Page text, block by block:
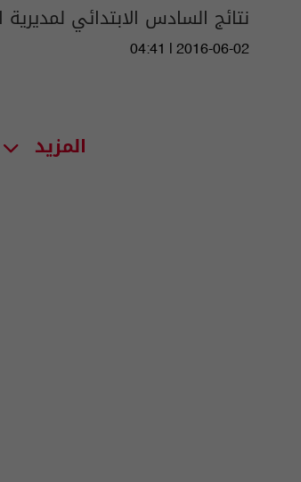
نتائج السادس الابتدائي لمديرية
04:41 | 2016-06-02
المزيد